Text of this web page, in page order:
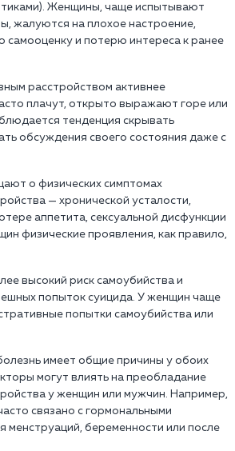
Женщины, чаще испытывают
жалуются на плохое настроение,
самооценку и потерю интереса к ранее
расстройством активнее
плачут, открыто выражают горе или
тенденция скрывать
обсуждения своего состояния даже с
о физических симптомах
— хронической усталости,
аппетита, сексуальной дисфункции
физические проявления, как правило,
высокий риск самоубийства и
попыток суицида. У женщин чаще
попытки самоубийства или
имеет общие причины у обоих
могут влиять на преобладание
у женщин или мужчин. Например,
связано с гормональными
менструаций, беременности или после